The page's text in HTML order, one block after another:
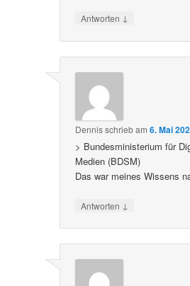
Antworten ↓
Dennisschriebam6. Mai
> Bundesministerium für
Medien (BDSM)
Das war meines Wissens
Antworten ↓